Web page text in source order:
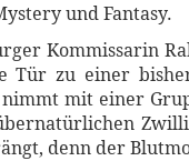
und Fantasy.
Kommissarin
Tür zu einer
mit einer
denn der